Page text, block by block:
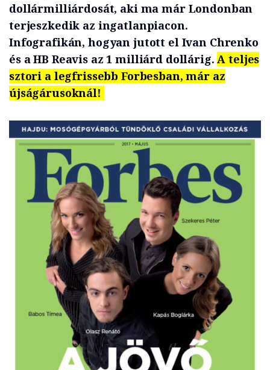
dollármilliárdosát, aki ma már Londonban
terjeszkedik az ingatlanpiacon.
Infografikán, hogyan jutott el Ivan Chrenko
és a HB Reavis az 1 milliárd dollárig.A teljes
sztori a legfrissebb Forbesban, már az
újságárusoknál!